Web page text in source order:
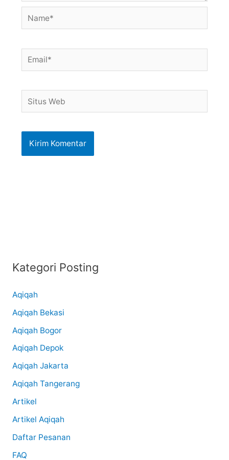
Name*
Email*
Situs
Web
Kategori Posting
Aqiqah
Aqiqah Bekasi
Aqiqah Bogor
Aqiqah Depok
Aqiqah Jakarta
Aqiqah Tangerang
Artikel
Artikel Aqiqah
Daftar Pesanan
FAQ